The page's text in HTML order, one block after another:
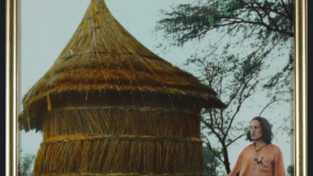
EXHIBITIONS
CONTACTS